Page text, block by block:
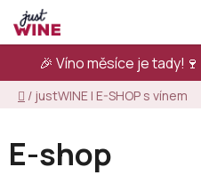
Přejít
na
obsah
🎉 Víno měsíce je tady!🍷
Domů
/ justWINE | E-SHOP s vínem
E-shop